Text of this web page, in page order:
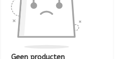
Geen producten